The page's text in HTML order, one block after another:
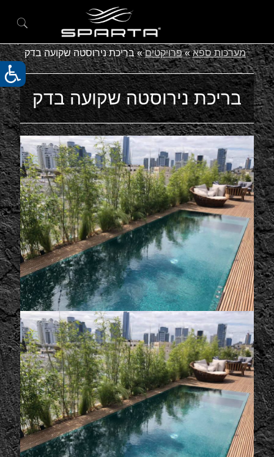
מערכות ספא»פרויקטים»בריכת נירוסטה שקועה בדק
בריכת נירוסטה שקועה בדק